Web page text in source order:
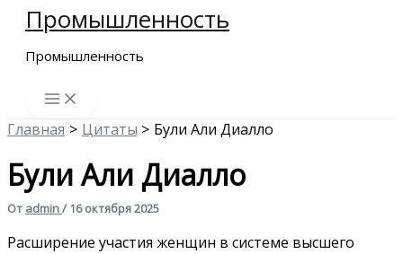
Перейти
содержимому
Промышленность
Промышленность
Главная Цитаты Були Али Диалло
Були Али Диалло
От admin/ 16 октября 2025
Расширение участия женщин в системе высшего